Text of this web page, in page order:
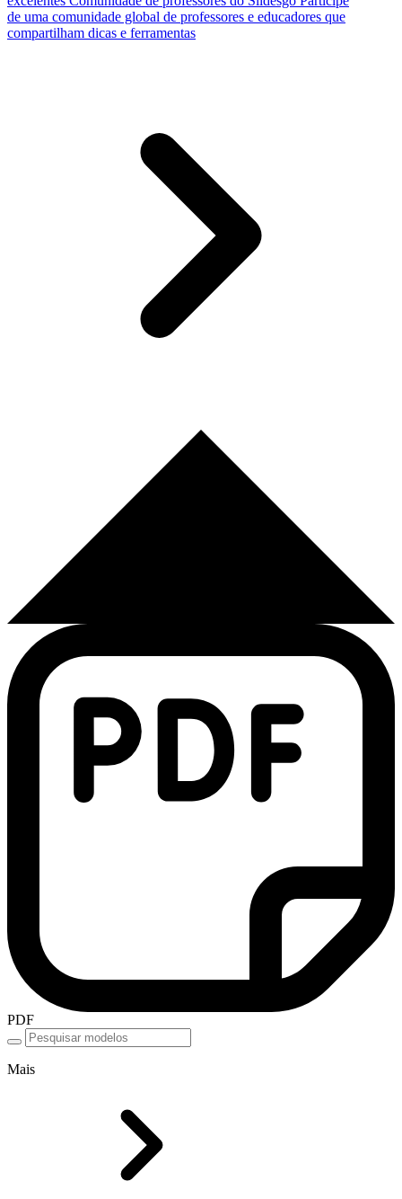
de uma comunidade global de professores e educadores que
compartilham dicas e ferramentas
PDF
Mais